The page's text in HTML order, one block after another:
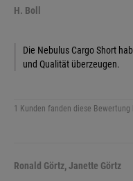
H. Boll
Die Nebulus Cargo Short
und Qualität überzeugen.
1 Kunden fanden diese
Ronald Görtz, Janette Görtz